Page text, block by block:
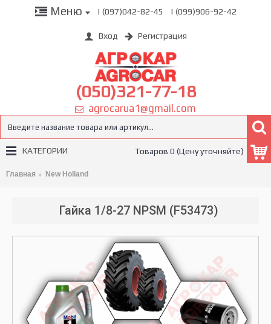
Меню | (097)042-82-45 | (099)906-92-42
Вход Регистрация
(050)321-77-18
agrocarua1@gmail.com
Товаров 0 (Цену уточняйте)
КАТЕГОРИИ
Главная New Holland
Гайка 1/8-27 NPSM (F53473)